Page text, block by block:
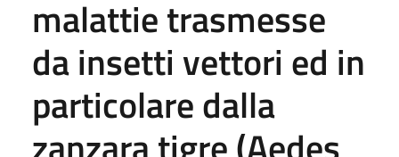
malattie trasmesse
da insetti vettori ed in
particolare dalla